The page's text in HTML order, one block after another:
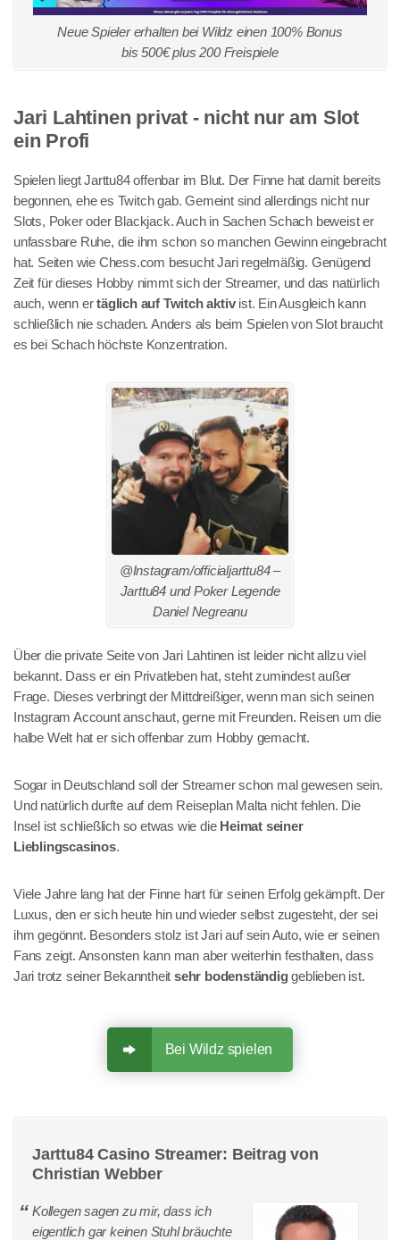
Neue Spieler erhalten bei Wildz einen 100% Bonus
bis 500€ plus 200 Freispiele
Jari Lahtinen privat - nicht nur am Slot
ein Profi
Spielen liegt Jarttu84 offenbar im Blut. Der Finne hat damit bereits
begonnen, ehe es Twitch gab. Gemeint sind allerdings nicht nur
Slots, Poker oder Blackjack. Auch in Sachen Schach beweist er
unfassbare Ruhe, die ihm schon so manchen Gewinn eingebracht
hat. Seiten wie Chess.com besucht Jari regelmäßig. Genügend
Zeit für dieses Hobby nimmt sich der Streamer, und das natürlich
auch, wenn ertäglich auf Twitch aktivist. Ein Ausgleich kann
schließlich nie schaden. Anders als beim Spielen von Slot braucht
es bei Schach höchste Konzentration.
@Instagram/officialjarttu84 –
Jarttu84 und Poker Legende
Daniel Negreanu
Über die private Seite von Jari Lahtinen ist leider nicht allzu viel
bekannt. Dass er ein Privatleben hat, steht zumindest außer
Frage. Dieses verbringt der Mittdreißiger, wenn man sich seinen
Instagram Account anschaut, gerne mit Freunden. Reisen um die
halbe Welt hat er sich offenbar zum Hobby gemacht.
Sogar in Deutschland soll der Streamer schon mal gewesen sein.
Und natürlich durfte auf dem Reiseplan Malta nicht fehlen. Die
Insel ist schließlich so etwas wie die Heimat seiner
Lieblingscasinos.
Viele Jahre lang hat der Finne hart für seinen Erfolg gekämpft. Der
Luxus, den er sich heute hin und wieder selbst zugesteht, der sei
ihm gegönnt. Besonders stolz ist Jari auf sein Auto, wie er seinen
Fans zeigt. Ansonsten kann man aber weiterhin festhalten, dass
Jari trotz seiner Bekanntheitsehr bodenständiggeblieben ist.
Bei Wildz spielen
Jarttu84 Casino Streamer: Beitrag von
Christian Webber
Kollegen sagen zu mir, dass ich
eigentlich gar keinen Stuhl bräuchte